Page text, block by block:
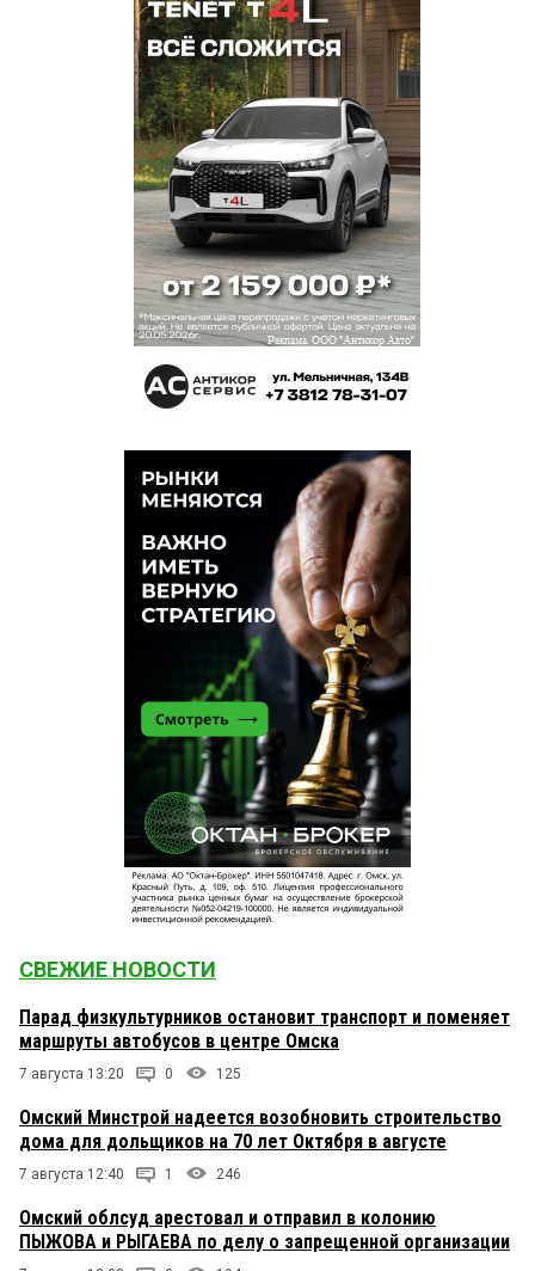
СВЕЖИЕ НОВОСТИ
Парад физкультурников остановит транспорт и поменяет
маршруты автобусов в центре Омска
7 августа 13:20 0 125
Омский Минстрой надеется возобновить строительство
дома для дольщиков на 70 лет Октября в августе
7 августа 12:40 1 246
Омский облсуд арестовал и отправил в колонию
ПЫЖОВА и РЫГАЕВА по делу о запрещенной организации